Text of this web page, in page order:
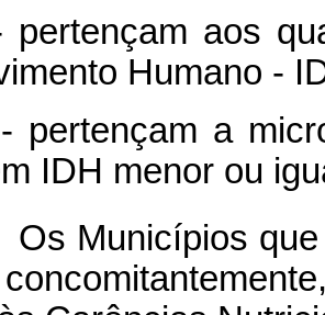
aos
Humano -
a
IDH menor ou
Os Municípios